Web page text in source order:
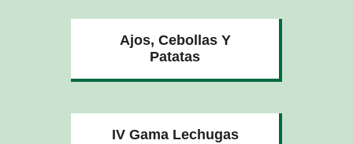
Ajos, Cebollas Y
Patatas
IV Gama Lechugas